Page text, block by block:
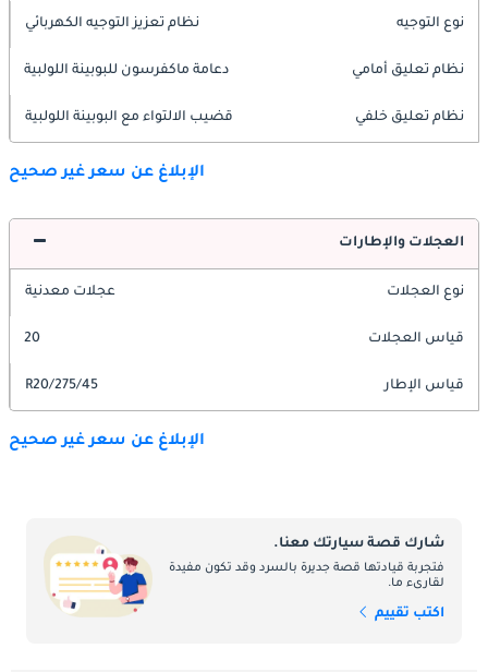
نوع التوجيه نظام تعزيز التوجيه الكهربائي
نظام تعليق أمامي دعامة ماكفرسون للبوبينة اللولبية
نظام تعليق خلفي قضيب الالتواء مع البوبينة اللولبية
الإبلاغ عن سعر غير صحيح
العجلات والإطارات
نوع العجلات عجلات معدنية
قياس العجلات 20
قياس الإطار 275/45/R20
الإبلاغ عن سعر غير صحيح
شارك قصة سيارتك معنا.
فتجربة قيادتها قصة جديرة بالسرد وقد تكون مفيدة
لقارىء ما.
اكتب تقييم